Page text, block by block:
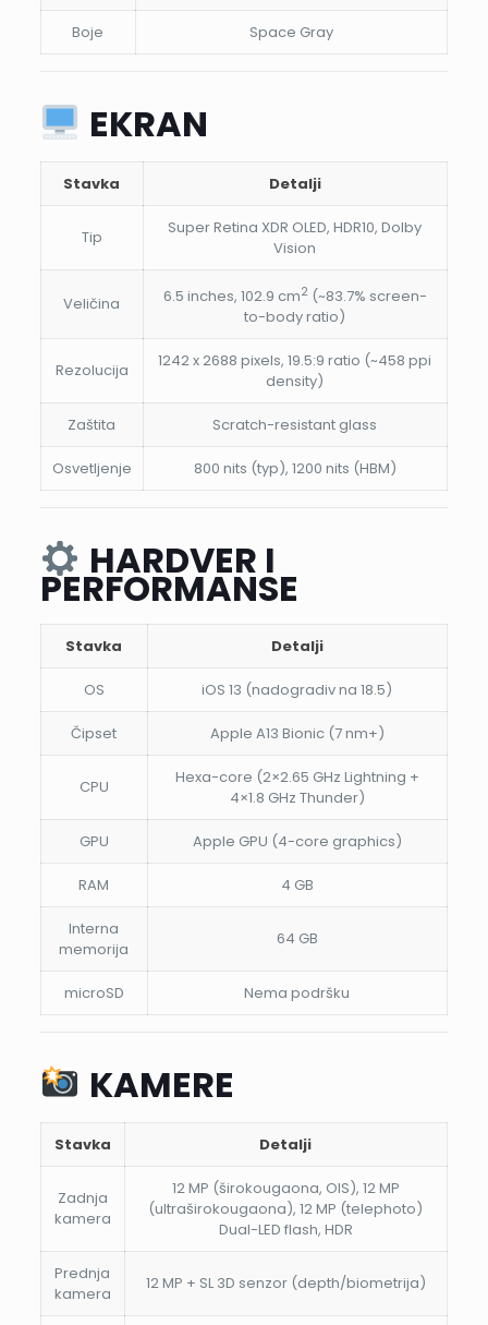
Boje Space Gray
EKRAN
Stavka Detalji
Tip
Super Retina XDR OLED, HDR10, Dolby
Vision
Veličina 6.5 inches, 102.9 cm2(~83.7% screen-
to-body ratio)
Rezolucija
1242 x 2688 pixels, 19.5:9 ratio (~458 ppi
density)
Zaštita Scratch-resistant glass
Osvetljenje 800 nits (typ), 1200 nits (HBM)
HARDVER I
PERFORMANSE
Stavka Detalji
OS iOS 13 (nadogradiv na 18.5)
Čipset Apple A13 Bionic (7 nm+)
CPU
Hexa-core (2×2.65 GHz Lightning +
4×1.8 GHz Thunder)
GPU Apple GPU (4-core graphics)
RAM 4 GB
Interna
memorija
64 GB
microSD Nema podršku
KAMERE
Stavka Detalji
Zadnja
kamera
12 MP (širokougaona, OIS), 12 MP
(ultraširokougaona), 12 MP (telephoto)
Dual-LED flash, HDR
Prednja
kamera
12 MP + SL 3D senzor (depth/biometrija)